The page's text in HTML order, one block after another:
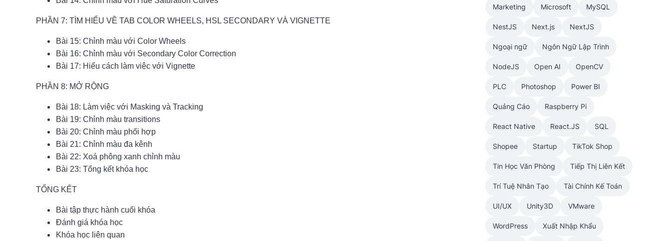
PHẦN 7: TÌM HIỂU VỀ TAB COLOR WHEELS, HSL SECONDARY VÀ VIGNETTE
Bài 15: Chỉnh màu với Color Wheels
Bài 16: Chỉnh màu với Secondary Color Correction
Bài 17: Hiểu cách làm việc với Vignette
PHẦN 8: MỞ RỘNG
Bài 18: Làm việc với Masking và Tracking
Bài 19: Chỉnh màu transitions
Bài 20: Chỉnh màu phối hợp
Bài 21: Chỉnh màu đa kênh
Bài 22: Xoá phông xanh chỉnh màu
Bài 23: Tổng kết khóa học
TỔNG KẾT
Bài tập thực hành cuối khóa
Đánh giá khóa học
Khóa học liên quan
Marketing Microsoft MySQL
NestJS Next.js NextJS
Ngoại ngữ Ngôn Ngữ Lập Trình
NodeJS Open AI OpenCV
PLC Photoshop Power BI
Quảng Cáo Raspberry Pi
React Native React.JS SQL
Shopee Startup TikTok Shop
Tin Học Văn Phòng Tiếp Thị Liên Kết
Trí Tuệ Nhân Tạo Tài Chính Kế Toán
UI/UX Unity3D VMware
WordPress Xuất Nhập Khẩu